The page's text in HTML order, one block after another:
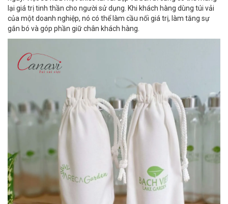
lại giá trị tinh thần cho người sử dụng. Khi khách hàng dùng túi vải
của một doanh nghiệp, nó có thể làm cầu nối giá trị, làm tăng sự
gắn bó và góp phần giữ chân khách hàng.